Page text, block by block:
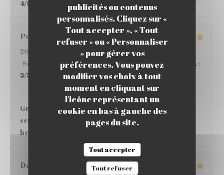
publicités ou contenus
personnalisés. Cliquez sur «
Tout accepter », « Tout
refuser » ou « Personnaliser
» pour gérer vos
préférences. Vous pouvez
modifier vos choix à tout
moment en cliquant sur
l'icône représentant un
cookie en bas à gauche des
pages du site.
Tout accepter
Tout refuser
4/5
Pol
2025-07-09
- 21:00 - Couverts 2
Service
/5 Ambiance:5/5 Cuisine:5/5 Qualité / Prix :
5/5
Great food, very nice Peruvian specialties! The
service was amazing and the staff was really
helpful with the order, I really recommend
David
LATINOGOURMAND PARIS 17